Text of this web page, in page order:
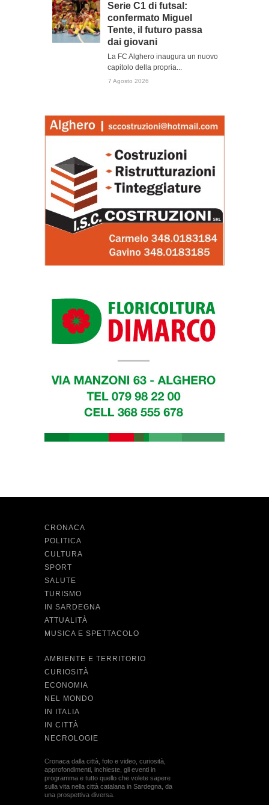
Serie C1 di futsal:
confermato Miguel
Tente, il futuro passa
dai giovani
La FC Alghero inaugura un nuovo
capitolo della propria...
7 Agosto 2026
CRONACA
POLITICA
CULTURA
SPORT
SALUTE
TURISMO
IN SARDEGNA
ATTUALITÀ
MUSICA E SPETTACOLO
AMBIENTE E TERRITORIO
CURIOSITÀ
ECONOMIA
NEL MONDO
IN ITALIA
IN CITTÀ
NECROLOGIE
Cronaca dalla città, foto e video, curiosità,
approfondimenti, inchieste, gli eventi in
programma e tutto quello che volete sapere
sulla vita nella città catalana in Sardegna, da
una prospettiva diversa.